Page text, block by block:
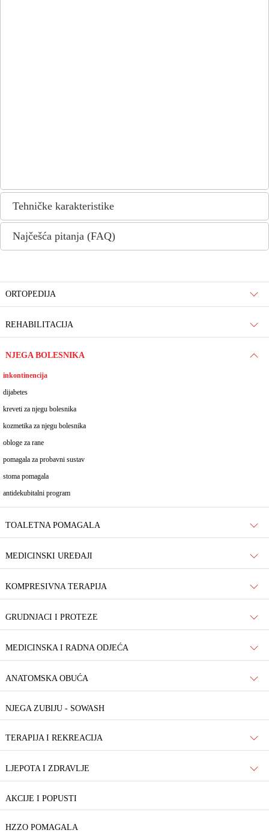
ORTOPEDIJA
REHABILITACIJA
NJEGA BOLESNIKA
inkontinencija
dijabetes
kreveti za njegu bolesnika
kozmetika za njegu bolesnika
obloge za rane
pomagala za probavni sustav
stoma pomagala
antidekubitalni program
TOALETNA POMAGALA
MEDICINSKI UREĐAJI
KOMPRESIVNA TERAPIJA
GRUDNJACI I PROTEZE
MEDICINSKA I RADNA ODJEĆA
ANATOMSKA OBUĆA
NJEGA ZUBIJU - SOWASH
TERAPIJA I REKREACIJA
LJEPOTA I ZDRAVLJE
AKCIJE I POPUSTI
HZZO POMAGALA
Tehničke karakteristike
Najčešća pitanja (FAQ)